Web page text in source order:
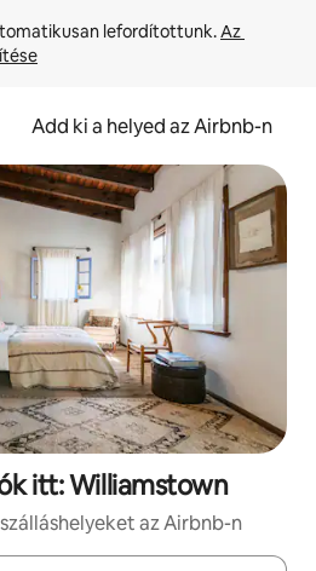
lefordítottunk. Az
Add ki a helyed az Airbnb-n
itt: Williamstown
az Airbnb-n